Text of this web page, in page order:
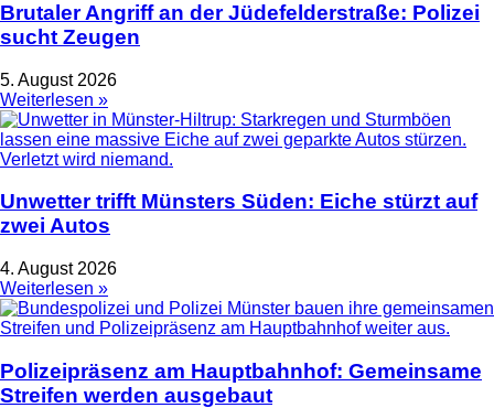
Brutaler Angriff an der Jüdefelderstraße: Polizei
sucht Zeugen
5. August 2026
Weiterlesen »
Unwetter trifft Münsters Süden: Eiche stürzt auf
zwei Autos
4. August 2026
Weiterlesen »
Polizeipräsenz am Hauptbahnhof: Gemeinsame
Streifen werden ausgebaut